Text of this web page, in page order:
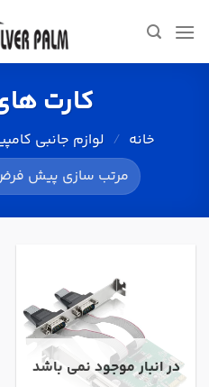
کارت
خانه / لوازم جانبی
در انبار موجود نمی باشد